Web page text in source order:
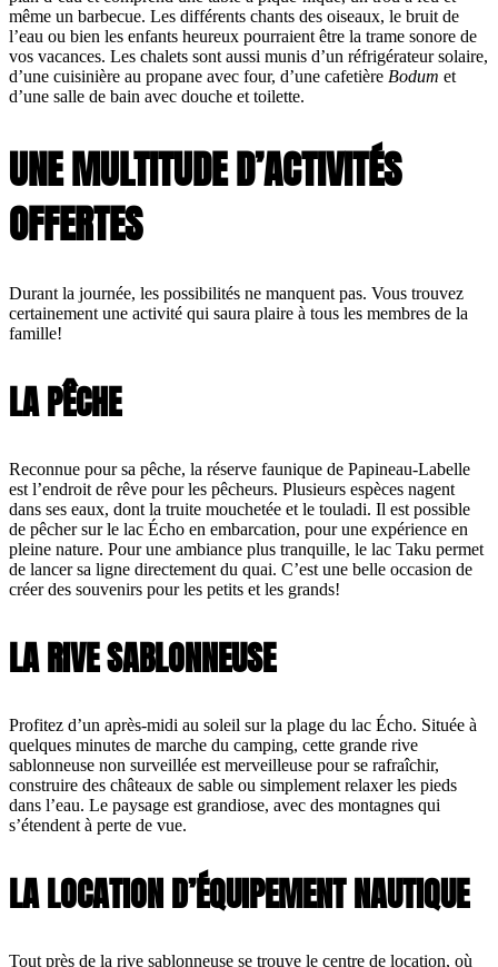
même un barbecue. Les différents chants des oiseaux, le bruit de
l’eau ou bien les enfants heureux pourraient être la trame sonore de
vos vacances. Les chalets sont aussi munis d’un réfrigérateur solaire,
d’une cuisinière au propane avec four, d’une cafetière Bodum et
d’une salle de bain avec douche et toilette.
UNE MULTITUDE D’ACTIVITÉS
OFFERTES
Durant la journée, les possibilités ne manquent pas. Vous trouvez
certainement une activité qui saura plaire à tous les membres de la
famille!
LA PÊCHE
Reconnue pour sa pêche, la réserve faunique de Papineau-Labelle
est l’endroit de rêve pour les pêcheurs. Plusieurs espèces nagent
dans ses eaux, dont la truite mouchetée et le touladi. Il est possible
de pêcher sur le lac Écho en embarcation, pour une expérience en
pleine nature. Pour une ambiance plus tranquille, le lac Taku permet
de lancer sa ligne directement du quai. C’est une belle occasion de
créer des souvenirs pour les petits et les grands!
LA RIVE SABLONNEUSE
Profitez d’un après-midi au soleil sur la plage du lac Écho. Située à
quelques minutes de marche du camping, cette grande rive
sablonneuse non surveillée est merveilleuse pour se rafraîchir,
construire des châteaux de sable ou simplement relaxer les pieds
dans l’eau. Le paysage est grandiose, avec des montagnes qui
s’étendent à perte de vue.
LA LOCATION D’ÉQUIPEMENT NAUTIQUE
Tout près de la rive sablonneuse se trouve le centre de location, où